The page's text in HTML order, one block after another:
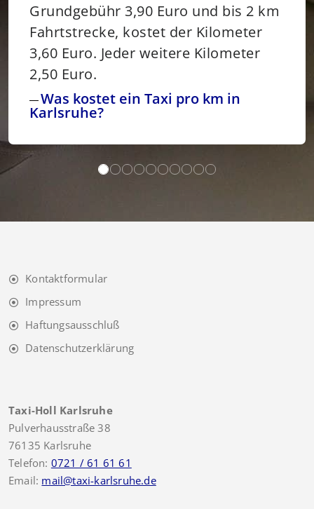
Grundgebühr 3,90 Euro und bis 2 km
Fahrtstrecke, kostet der Kilometer
3,60 Euro. Jeder weitere Kilometer
2,50 Euro.
Was kostet ein Taxi pro km in
Karlsruhe?
Kontaktformular
Impressum
Haftungsausschluß
Datenschutzerklärung
Taxi-Holl Karlsruhe
Pulverhausstraße 38
76135 Karlsruhe
Telefon: 0721 / 61 61 61
Email: mail@taxi-karlsruhe.de